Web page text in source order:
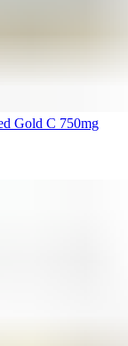
Gold C 750mg